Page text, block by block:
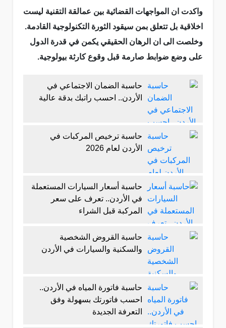
واكدت ان المواجهات القضائية بين عمالقة التقنية ليست
اخلاقية بل تتعلق بمن سيقود الثورة التكنولوجية القادمة.
وخلصت الى ان الرهان الحقيقي يكمن في قدرة الدول
على وضع ضوابط صارمة قبل وقوع كارثة بيولوجية.
حاسبة الضمان الاجتماعي في
الأردن.. احسب راتبك بدقة عالية
حاسبة ترخيص المركبات في
الأردن لعام 2026
حاسبة أسعار السيارات المستعملة
في الأردن.. تعرف على سعر
المركبة قبل الشراء
حاسبة القروض الشخصية
والسكنية والسيارات في الأردن
حاسبة فاتورة المياه في الأردن..
احسب فاتورتك بسهولة وفق
التعرفة الجديدة